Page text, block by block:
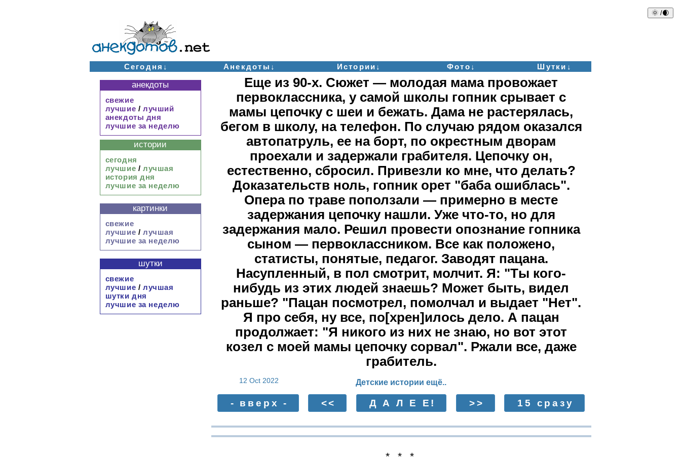
🌞 /🌒
Сегодня↓ Анекдоты↓ Истории↓ Фото↓ Шутки↓
Еще из 90-х. Сюжет — молодая мама провожает
первоклассника, у самой школы гопник срывает с
мамы цепочку с шеи и бежать. Дама не растерялась,
бегом в школу, на телефон. По случаю рядом оказался
автопатруль, ее на борт, по окрестным дворам
проехали и задержали грабителя. Цепочку он,
естественно, сбросил. Привезли ко мне, что делать?
Доказательств ноль, гопник орет "баба ошиблась".
Опера по траве поползали — примерно в месте
задержания цепочку нашли. Уже что-то, но для
задержания мало. Решил провести опознание гопника
сыном — первоклассником. Все как положено,
статисты, понятые, педагог. Заводят пацана.
Насупленный, в пол смотрит, молчит. Я: "Ты кого-
нибудь из этих людей знаешь? Может быть, видел
раньше? "Пацан посмотрел, помолчал и выдает "Нет".
Я про себя, ну все, по[хрен]илось дело. А пацан
продолжает: "Я никого из них не знаю, но вот этот
козел с моей мамы цепочку сорвал". Ржали все, даже
грабитель.
12 Oct 2022 Детские истории ещё..
- вверх - << Д А Л Е Е! >> 15 сразу
* * *
анекдоты
свежие
лучшие / лучший
анекдоты дня
лучшие за неделю
истории
сегодня
лучшие / лучшая
история дня
лучшие за неделю
картинки
свежие
лучшие / лучшая
лучшие за неделю
шутки
свежие
лучшие / лучшая
шутки дня
лучшие за неделю